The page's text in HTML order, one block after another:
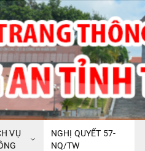
VỤ
NGHỊ QUYẾT 57-
NQ/TW